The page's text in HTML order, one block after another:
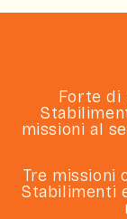
Forte di
missioni al
Tre missioni
Stabilimenti